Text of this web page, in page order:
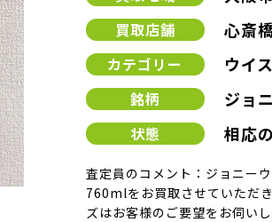
買取店舗 心斎
カテゴリー ウイ
銘柄 ジョ
状態 相応
査定員のコメント：ジョニー
760mlをお買取させていただ
ズはお客様のご要望をお伺い